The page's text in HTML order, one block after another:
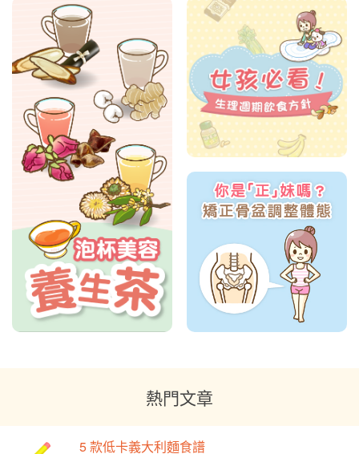
熱門文章
5 款低卡義大利麵食譜